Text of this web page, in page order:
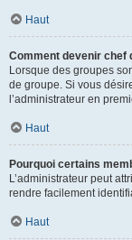
Haut
Comment devenir chef
Lorsque des groupes
de groupe. Si vous
l’administrateur en
Haut
Pourquoi certains
L’administrateur peut
rendre facilement
Haut